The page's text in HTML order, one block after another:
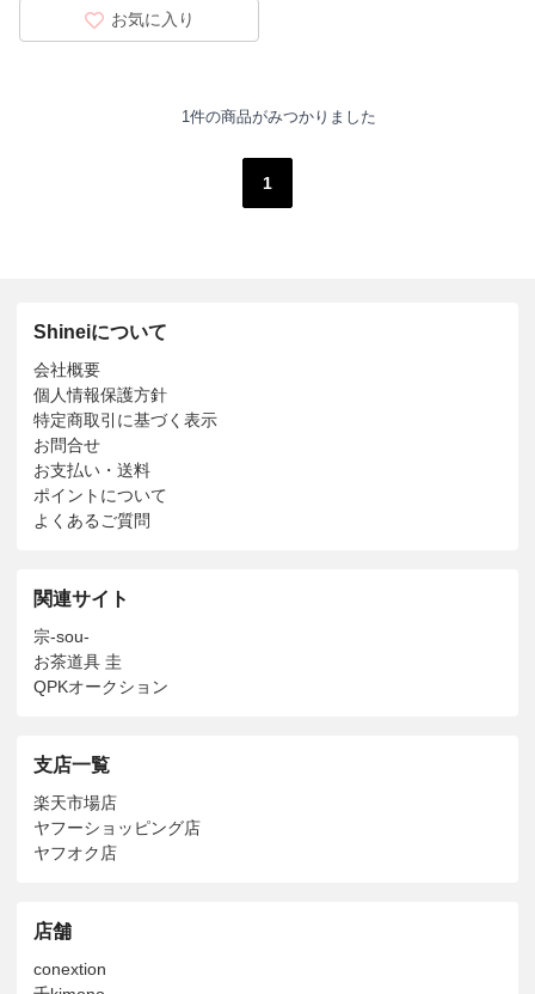
お気に入り
1件の商品がみつかりました
1
Shineiについて
会社概要
個人情報保護方針
特定商取引に基づく表示
お問合せ
お支払い・送料
ポイントについて
よくあるご質問
関連サイト
宗-sou-
お茶道具 圭
QPKオークション
支店一覧
楽天市場店
ヤフーショッピング店
ヤフオク店
店舗
conextion